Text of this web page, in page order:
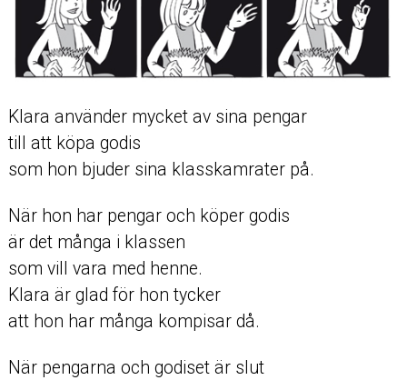
Klara använder mycket av sina pengar
till att köpa godis
som hon bjuder sina klasskamrater på.
När hon har pengar och köper godis
är det många i klassen
som vill vara med henne.
Klara är glad för hon tycker
att hon har många kompisar då.
När pengarna och godiset är slut